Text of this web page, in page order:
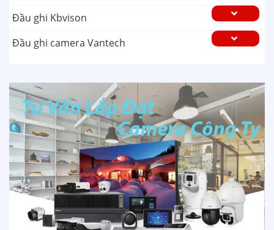
Đầu ghi Kbvison
Đầu ghi camera Vantech